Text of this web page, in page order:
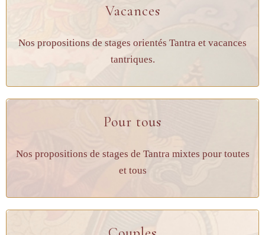
Vacances
Nos propositions de stages orientés Tantra et vacances
tantriques.
Pour tous
Nos propositions de stages de Tantra mixtes pour toutes
et tous